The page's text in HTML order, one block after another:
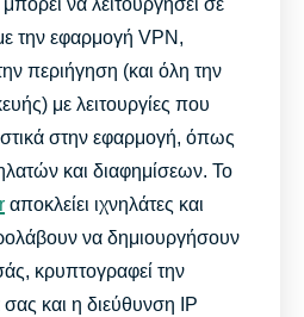
να λειτουργήσει σε
την εφαρμογή VPN,
περιήγηση (και όλη την
με λειτουργίες που
στην εφαρμογή, όπως
και διαφημίσεων. Το
αποκλείει ιχνηλάτες και
να δημιουργήσουν
κρυπτογραφεί την
σας και η διεύθυνση IP